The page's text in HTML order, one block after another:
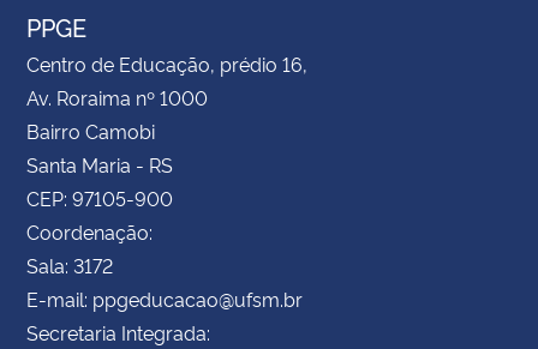
PPGE
Centro de Educação, prédio 16,
Av. Roraima nº 1000
Bairro Camobi
Santa Maria - RS
CEP: 97105-900
Coordenação:
Sala: 3172
E-mail: ppgeducacao@ufsm.br
Secretaria Integrada: